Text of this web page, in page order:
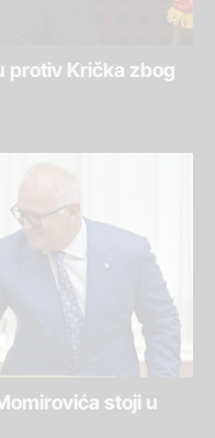
protiv Krička zbog
stoji u